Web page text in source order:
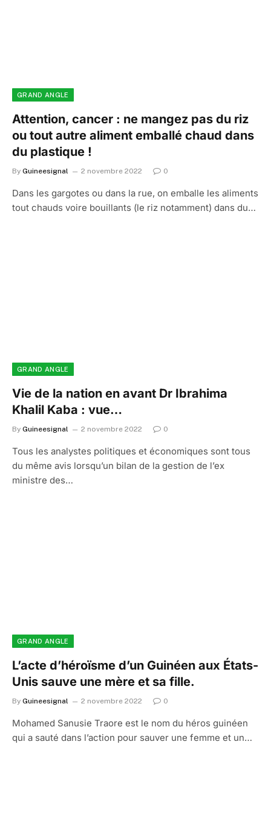
GRAND ANGLE
Attention, cancer : ne mangez pas du riz
ou tout autre aliment emballé chaud dans
du plastique !
By Guineesignal 2 novembre 2022 0
Dans les gargotes ou dans la rue, on emballe les aliments
tout chauds voire bouillants (le riz notamment) dans du…
GRAND ANGLE
Vie de la nation en avant Dr Ibrahima
Khalil Kaba : vue…
By Guineesignal 2 novembre 2022 0
Tous les analystes politiques et économiques sont tous
du même avis lorsqu’un bilan de la gestion de l’ex
ministre des…
GRAND ANGLE
L’acte d’héroïsme d’un Guinéen aux États-
Unis sauve une mère et sa fille.
By Guineesignal 2 novembre 2022 0
Mohamed Sanusie Traore est le nom du héros guinéen
qui a sauté dans l’action pour sauver une femme et un…